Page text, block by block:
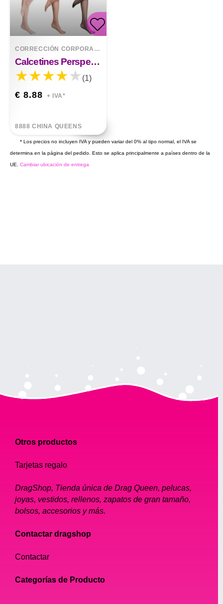
CORRECCIÓN CORPORAL
Calcetines Perspectiva Encaje
(1)
€ 8.88 + IVA*
8888 CHINA QUEENS
* Los precios no incluyen IVA y pueden variar del 0% al tipo normal, el IVA se
determina en la página del pedido. Esto se aplica principalmente a países dentro de la
UE. Cambiar ubicación de entrega
Otros productos
Tarjetas regalo
DragShop, Tienda única de Drag Queen, pelucas,
joyas, vestidos, rellenos, zapatos de gran tamaño,
bolsos, accesorios y más.
Contactar dragshop
Contactar
Categorías de Producto